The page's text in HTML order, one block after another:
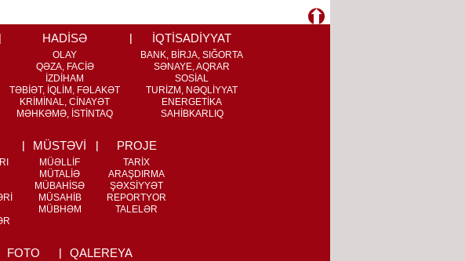
HADİSƏ
OLAY
QƏZA, FACİƏ
İZDİHAM
TƏBİƏT, İQLİM, FƏLAKƏT
KRİMİNAL, CİNAYƏT
MƏHKƏMƏ, İSTİNTAQ
İQTİSADİYYAT
BANK, BİRJA, SIĞORTA
SƏNAYE, AQRAR
SOSİAL
TURİZM, NƏQLİYYAT
ENERGETİKA
SAHİBKARLIQ
MÜSTƏVİ
MÜƏLLİF
MÜTALİƏ
MÜBAHİSƏ
MÜSAHİB
MÜBHƏM
PROJE
TARİX
ARAŞDIRMA
ŞƏXSİYYƏT
REPORTYOR
TALELƏR
FOTO QALEREYA